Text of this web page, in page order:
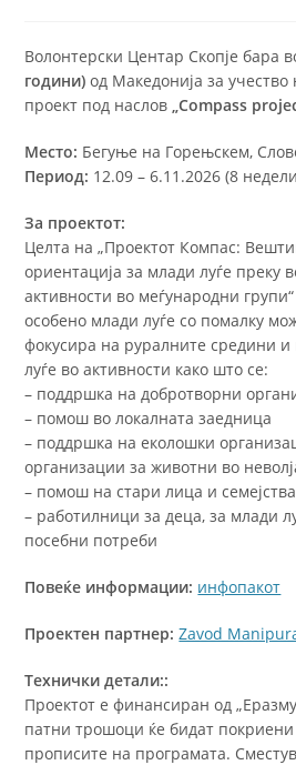
Волонтерски Центар Скопје бара
години)од Македонија за
проект под наслов „Compass
Место: Бегуње на Горењскем,
Период: 12.09 – 6.11.2026 (8
За проектот:
Целта на „Проектот Компас:
ориентација за млади луѓе преку
активности во меѓународни
особено млади луѓе со помалку
фокусира на руралните средини и
луѓе во активности како што се:
– поддршка на добротворни
– помош во локалната заедница
– поддршка на еколошки
организации за животни во
– помош на стари лица и
– работилници за деца, за млади
посебни потреби
Повеќе информации: инфопакот
Проектен партнер: Zavod
Технички детали::
Проектот е финансиран од
патни трошоци ќе бидат покриени
прописите на програмата.